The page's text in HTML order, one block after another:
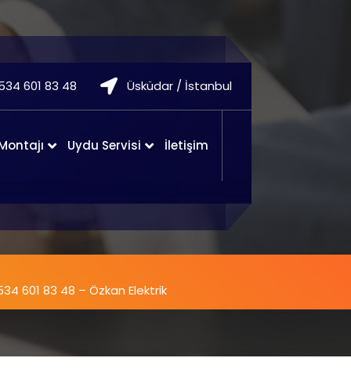
601 83 48 Üsküdar / İstanbul
Uydu Servisi İletişim
601 83 48 – Özkan Elektrik